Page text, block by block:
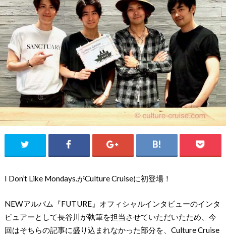
I Don’t Like Mondays.がCulture Cruiseに初登場！
NEWアルバム『FUTURE』オフィシャルインタビューのインタ
ビュアーとして長谷川が執筆を担当させていただいたため、今
回はそちらの記事に盛り込まれなかった部分を、Culture Cruise